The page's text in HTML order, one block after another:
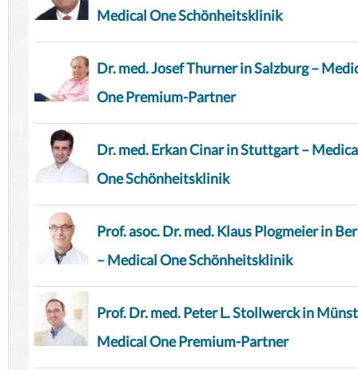
Medical One Schönheitsklinik
Dr. med. Josef Thurner in Salzburg –
One Premium-Partner
Dr. med. Erkan Cinar in Stuttgart –
One Schönheitsklinik
Prof. asoc. Dr. med. Klaus Plogmeier in
– Medical One Schönheitsklinik
Prof. Dr. med. Peter L. Stollwerck in
Medical One Premium-Partner